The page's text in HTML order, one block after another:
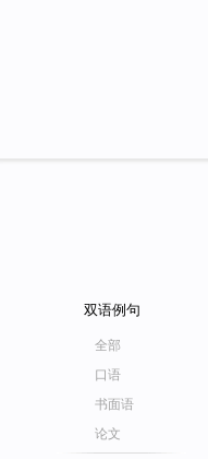
双语例句
全部
口语
书面语
论文